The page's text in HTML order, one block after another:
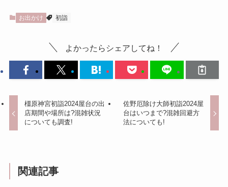
お出かけ 初詣
よかったらシェアしてね！
橿原神宮初詣2024屋台の出
店期間や場所は?混雑状況
についても調査!
佐野厄除け大師初詣2024屋
台はいつまで?混雑回避方
法についても!
関連記事